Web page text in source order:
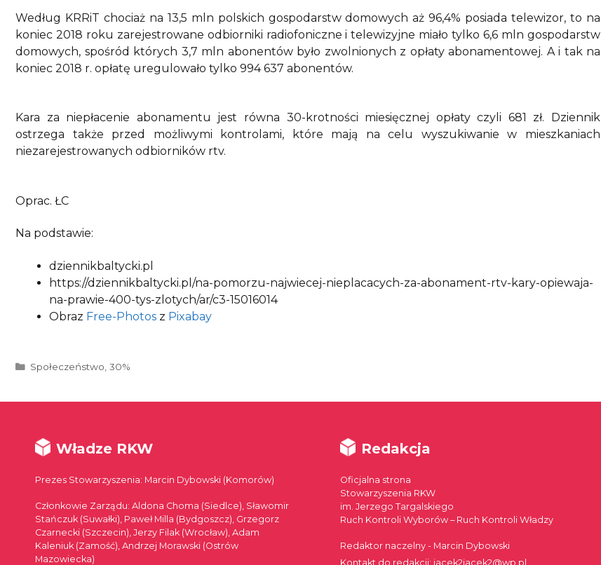
Według KRRiT chociaż na 13,5 mln polskich gospodarstw domowych aż 96,4% posiada telewizor, to na
koniec 2018 roku zarejestrowane odbiorniki radiofoniczne i telewizyjne miało tylko 6,6 mln gospodarstw
domowych, spośród których 3,7 mln abonentów było zwolnionych z opłaty abonamentowej. A i tak na
koniec 2018 r. opłatę uregulowało tylko 994 637 abonentów.
Kara za niepłacenie abonamentu jest równa 30-krotności miesięcznej opłaty czyli 681 zł. Dziennik
ostrzega także przed możliwymi kontrolami, które mają na celu wyszukiwanie w mieszkaniach
niezarejestrowanych odbiorników rtv.
Oprac. ŁC
Na podstawie:
dziennikbaltycki.pl
https://dziennikbaltycki.pl/na-pomorzu-najwiecej-nieplacacych-za-abonament-rtv-kary-opiewaja-
na-prawie-400-tys-zlotych/ar/c3-15016014
Obraz Free-Photos z Pixabay
Kategorie
Społeczeństwo,30%
Władze RKW
Prezes Stowarzyszenia: Marcin Dybowski (Komorów)
Członkowie Zarządu: Aldona Choma (Siedlce), Sławomir
Stańczuk (Suwałki), Paweł Milla (Bydgoszcz), Grzegorz
Czarnecki (Szczecin), Jerzy Filak (Wrocław), Adam
Kaleniuk (Zamość), Andrzej Morawski (Ostrów
Mazowiecka)
Redakcja
Oficjalna strona
Stowarzyszenia RKW
im. Jerzego Targalskiego
Ruch Kontroli Wyborów – Ruch Kontroli Władzy
Redaktor naczelny - Marcin Dybowski
Kontakt do redakcji: jacek2jacek2@wp.pl